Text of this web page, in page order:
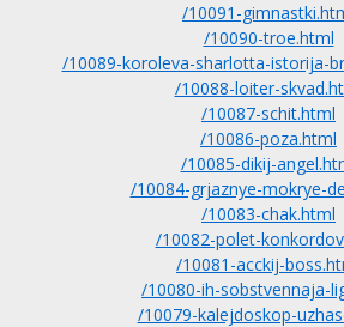
/10091-
/10090-troe.html
/10089-koroleva-sharlotta-istorija-
/10088-loiter-
/10087-schit.html
/10086-poza.html
/10085-dikij-
/10084-grjaznye-mokrye-
/10083-chak.html
/10082-polet-
/10081-acckij-
/10080-ih-sobstvennaja-
/10079-kalejdoskop-